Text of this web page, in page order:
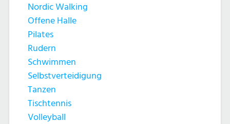
Nordic Walking
Offene Halle
Pilates
Rudern
Schwimmen
Selbstverteidigung
Tanzen
Tischtennis
Volleyball